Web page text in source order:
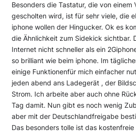
Besonders die Tastatur, die von einem
gescholten wird, ist für sehr viele, die
iphone wollen der Hingucker. Ok es
die Ähnlichkeit zum Sidekick sichtbar.
Internet nicht schneller als ein
so brilliant wie beim iphone. Im
einige Funktionenfür mich einfacher
jeden abend ans Ladegerät , der
Strom. Ich arbeite aber auch ohne
Tag damit. Nun gibt es noch wenig
aber mit der Deutschlandfreigabe
Das besonders tolle ist das